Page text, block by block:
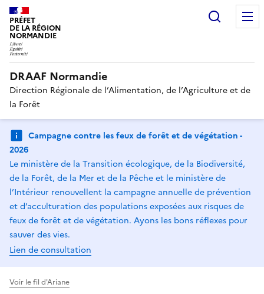
PRÉFET
DE LA RÉGION
NORMANDIE
DRAAF Normandie
Direction Régionale de l’Alimentation, de l’Agriculture et de
la Forêt
Campagne contre les feux de forêt et de végétation -
2026
Le ministère de la Transition écologique, de la Biodiversité,
de la Forêt, de la Mer et de la Pêche et le ministère de
l’Intérieur renouvellent la campagne annuelle de prévention
et d’acculturation des populations exposées aux risques de
feux de forêt et de végétation. Ayons les bons réflexes pour
sauver des vies.
Lien de consultation
Voir le fil d'Ariane